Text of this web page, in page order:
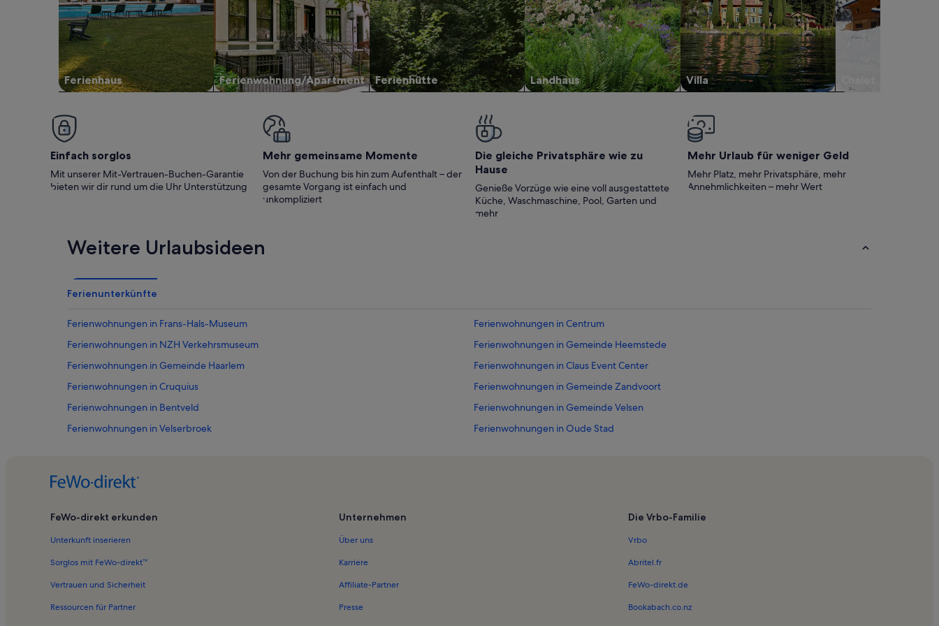
Ferienhaus Ferienwohnung/Apartment Ferienhütte Landhaus Villa
Einfach sorglos
Mit unserer Mit-Vertrauen-Buchen-Garantie
bieten wir dir rund um die Uhr Unterstützung
Mehr gemeinsame Momente
Von der Buchung bis hin zum Aufenthalt – der
gesamte Vorgang ist einfach und
unkompliziert
Die gleiche Privatsphäre wie zu
Hause
Genieße Vorzüge wie eine voll ausgestattete
Küche, Waschmaschine, Pool, Garten und
mehr
Mehr Urlaub für weniger Geld
Mehr Platz, mehr Privatsphäre, mehr
Annehmlichkeiten – mehr Wert
Weitere Urlaubsideen
Ferienunterkünfte
Ferienwohnungen in Frans-Hals-Museum
Ferienwohnungen in Centrum
Ferienwohnungen in NZH Verkehrsmuseum
Ferienwohnungen in Gemeinde Heemstede
Ferienwohnungen in Gemeinde Haarlem
Ferienwohnungen in Claus Event Center
Ferienwohnungen in Cruquius
Ferienwohnungen in Gemeinde Zandvoort
Ferienwohnungen in Bentveld
Ferienwohnungen in Gemeinde Velsen
Ferienwohnungen in Velserbroek
Ferienwohnungen in Oude Stad
Ferienwohnungen in Linnaeushof
Ferienwohnungen in Toneelschuur
Ferienwohnungen in Corrie ten Boom Haus
FeWo-direkt erkunden
Unterkunft inserieren
Sorglos mit FeWo-direkt™
Vertrauen und Sicherheit
Ressourcen für Partner
Unternehmen
Über uns
Karriere
Affiliate-Partner
Presse
Die Vrbo-Familie
Vrbo
Abritel.fr
FeWo-direkt.de
Bookabach.co.nz